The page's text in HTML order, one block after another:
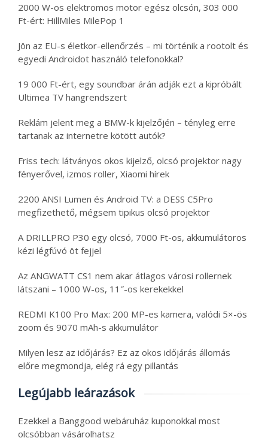
2000 W-os elektromos motor egész olcsón, 303 000
Ft-ért: HillMiles MilePop 1
Jön az EU-s életkor-ellenőrzés – mi történik a rootolt és
egyedi Androidot használó telefonokkal?
19 000 Ft-ért, egy soundbar árán adják ezt a kipróbált
Ultimea TV hangrendszert
Reklám jelent meg a BMW-k kijelzőjén – tényleg erre
tartanak az internetre kötött autók?
Friss tech: látványos okos kijelző, olcsó projektor nagy
fényerővel, izmos roller, Xiaomi hírek
2200 ANSI Lumen és Android TV: a DESS C5Pro
megfizethető, mégsem tipikus olcsó projektor
A DRILLPRO P30 egy olcsó, 7000 Ft-os, akkumulátoros
kézi légfúvó öt fejjel
Az ANGWATT CS1 nem akar átlagos városi rollernek
látszani – 1000 W-os, 11″-os kerekekkel
REDMI K100 Pro Max: 200 MP-es kamera, valódi 5×-ös
zoom és 9070 mAh-s akkumulátor
Milyen lesz az időjárás? Ez az okos időjárás állomás
előre megmondja, elég rá egy pillantás
Legújabb leárazások
Ezekkel a Banggood webáruház kuponokkal most
olcsóbban vásárolhatsz